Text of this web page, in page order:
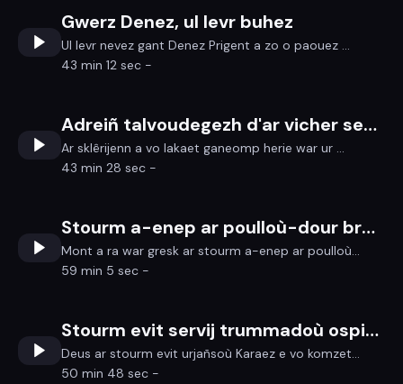
Gwerz Denez, ul levr buhez
Ul levr nevez gant Denez Prigent a zo o paouez ...
43 min 12 sec -
Adreiñ talvoudegezh d'ar vicher sekretour.ez ti-kêr
Ar sklêrijenn a vo lakaet ganeomp herie war ur ...
43 min 28 sec -
Stourm a-enep ar poulloù-dour bras-bras
Mont a ra war gresk ar stourm a-enep ar poulloù...
59 min 5 sec -
Stourm evit servij trummadoù ospital Karaez
Deus ar stourm evit urjañsoù Karaez e vo komzet...
50 min 48 sec -